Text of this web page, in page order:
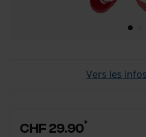
Vers les
CHF 29.90*